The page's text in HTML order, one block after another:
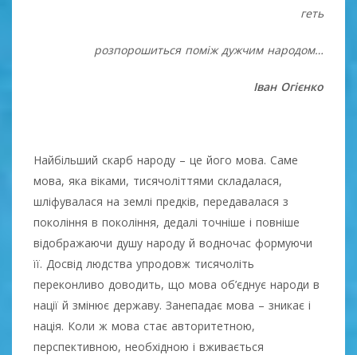
геть
розпорошиться поміж дужчим народом…
Іван Огієнко
Найбільший скарб народу – це його мова. Саме
мова, яка віками, тисячоліттями складалася,
шліфувалася на землі предків, передавалася з
покоління в покоління, дедалі точніше і повніше
відображаючи душу народу й водночас формуючи
її. Досвід людства упродовж тисячоліть
переконливо доводить, що мова об’єднує народи в
нації й змінює державу. Занепадає мова – зникає і
нація. Коли ж мова стає авторитетною,
перспективною, необхідною і вживається